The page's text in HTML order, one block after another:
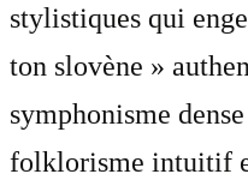
stylistiques qui
ton slovène »
symphonisme
folklorisme intuitif